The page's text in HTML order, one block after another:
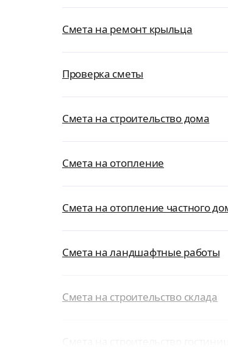
Смета на ремонт крыльца
Проверка сметы
Смета на строительство дома
Смета на отопление
Смета на отопление частного
Смета на ландшафтные работы
Смета на строительство склада